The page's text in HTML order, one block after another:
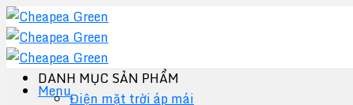
Chuyển
đến
nội
dung
Menu
DANH MỤC SẢN PHẨM
Điện mặt trời áp mái